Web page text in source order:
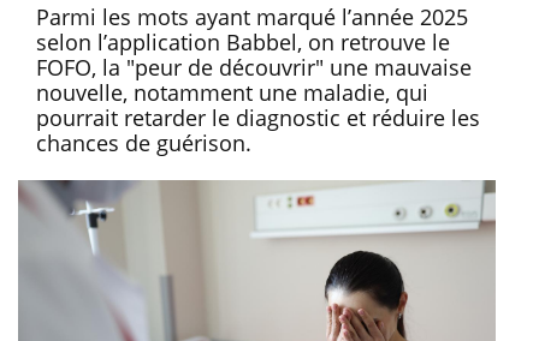
Parmi les mots ayant marqué l’année 2025
selon l’application Babbel, on retrouve le
FOFO, la "peur de découvrir" une mauvaise
nouvelle, notamment une maladie, qui
pourrait retarder le diagnostic et réduire les
chances de guérison.